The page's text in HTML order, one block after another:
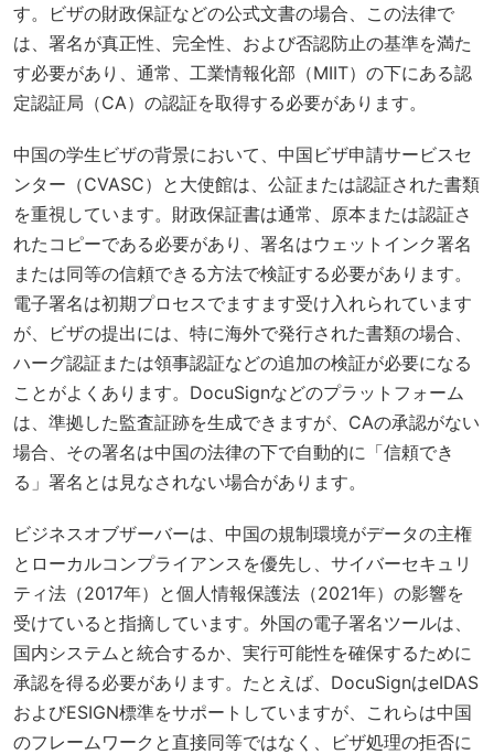
す。ビザの財政保証などの公式文書の場合、この法律で
は、署名が真正性、完全性、および否認防止の基準を満た
す必要があり、通常、工業情報化部（MIIT）の下にある認
定認証局（CA）の認証を取得する必要があります。
中国の学生ビザの背景において、中国ビザ申請サービスセ
ンター（CVASC）と大使館は、公証または認証された書類
を重視しています。財政保証書は通常、原本または認証さ
れたコピーである必要があり、署名はウェットインク署名
または同等の信頼できる方法で検証する必要があります。
電子署名は初期プロセスでますます受け入れられています
が、ビザの提出には、特に海外で発行された書類の場合、
ハーグ認証または領事認証などの追加の検証が必要になる
ことがよくあります。DocuSignなどのプラットフォーム
は、準拠した監査証跡を生成できますが、CAの承認がない
場合、その署名は中国の法律の下で自動的に「信頼でき
る」署名とは見なされない場合があります。
ビジネスオブザーバーは、中国の規制環境がデータの主権
とローカルコンプライアンスを優先し、サイバーセキュリ
ティ法（2017年）と個人情報保護法（2021年）の影響を
受けていると指摘しています。外国の電子署名ツールは、
国内システムと統合するか、実行可能性を確保するために
承認を得る必要があります。たとえば、DocuSignはeIDAS
およびESIGN標準をサポートしていますが、これらは中国
のフレームワークと直接同等ではなく、ビザ処理の拒否に